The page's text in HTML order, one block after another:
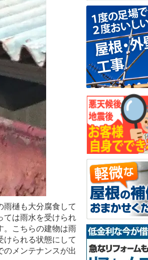
雨樋も大分腐食して
ては雨水を受けられ
。こちらの建物は雨
けられる状態にして
のメンテナンスが出